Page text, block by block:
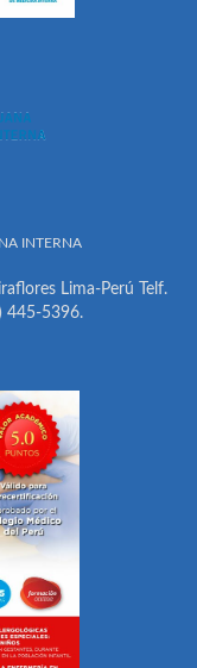
INTERNA
Lima-Perú Telf.
445-5396.